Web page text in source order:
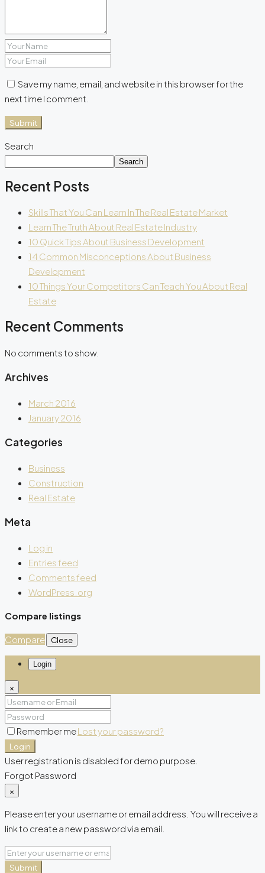
Save my name, email, and website in this browser for the
next time I comment.
Submit
Search
Search
Recent Posts
Skills That You Can Learn In The Real Estate Market
Learn The Truth About Real Estate Industry
10 Quick Tips About Business Development
14 Common Misconceptions About Business
Development
10 Things Your Competitors Can Teach You About Real
Estate
Recent Comments
No comments to show.
Archives
March 2016
January 2016
Categories
Business
Construction
Real Estate
Meta
Log in
Entries feed
Comments feed
WordPress.org
Compare listings
Compare Close
Login
×
Remember meLost your password?
Login
User registration is disabled for demo purpose.
Forgot Password
×
Please enter your username or email address. You will receive a
link to create a new password via email.
Submit